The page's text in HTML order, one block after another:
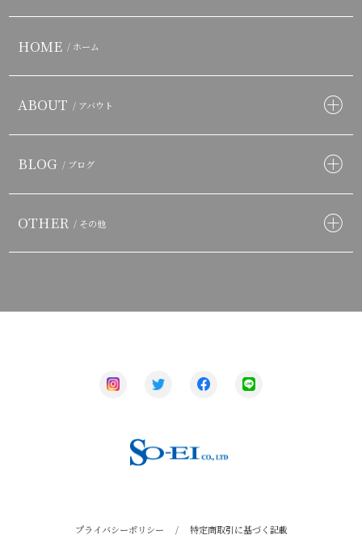
HOME / ホーム
ABOUT / アバウト
BLOG / ブログ
OTHER / その他
プライバシーポリシー / 特定商取引に基づく記載